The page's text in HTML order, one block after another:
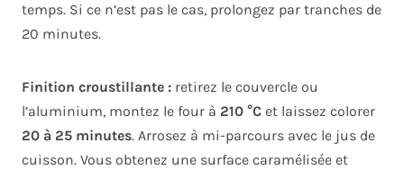
temps. Si ce n’est pas le cas, prolongez par tranches de
20 minutes.
Finition croustillante : retirez le couvercle ou
l’aluminium, montez le four à 210 °C et laissez colorer
20 à 25 minutes. Arrosez à mi-parcours avec le jus de
cuisson. Vous obtenez une surface caramélisée et